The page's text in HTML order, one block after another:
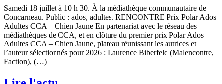
Samedi 18 juillet à 10 h 30. À la médiathèque communautaire de
Concarneau. Public : ados, adultes. RENCONTRE Prix Polar Ados
Adultes CCA – Chien Jaune En partenariat avec le réseau des
médiathèques de CCA, et en clôture du premier prix Polar Ados
Adultes CCA – Chien Jaune, plateau réunissant les autrices et
l’auteur sélectionnés pour 2026 : Laurence Biberfeld (Malencontre,
Faction), (…)